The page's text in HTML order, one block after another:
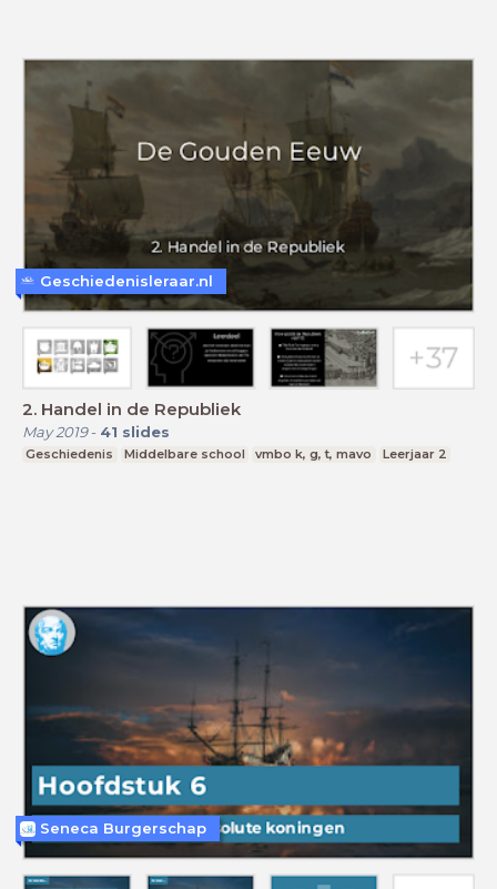
Jagers en
Verzamelaars
2. Handel in de Republiek
May 2019- 41 slides
Geschiedenis Middelbare school vmbo k, g, t, mavo Leerjaar 2
Geschiedenisleraar.nl
Seneca Burgerschap